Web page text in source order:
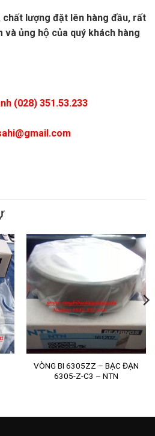
chất lượng đặt lên hàng đầu, rất
ủng hộ của quý khách hàng
(028) 351.53.233
VÒNG BI 6305ZZ – BẠC ĐẠN
6305-Z-C3 – NTN